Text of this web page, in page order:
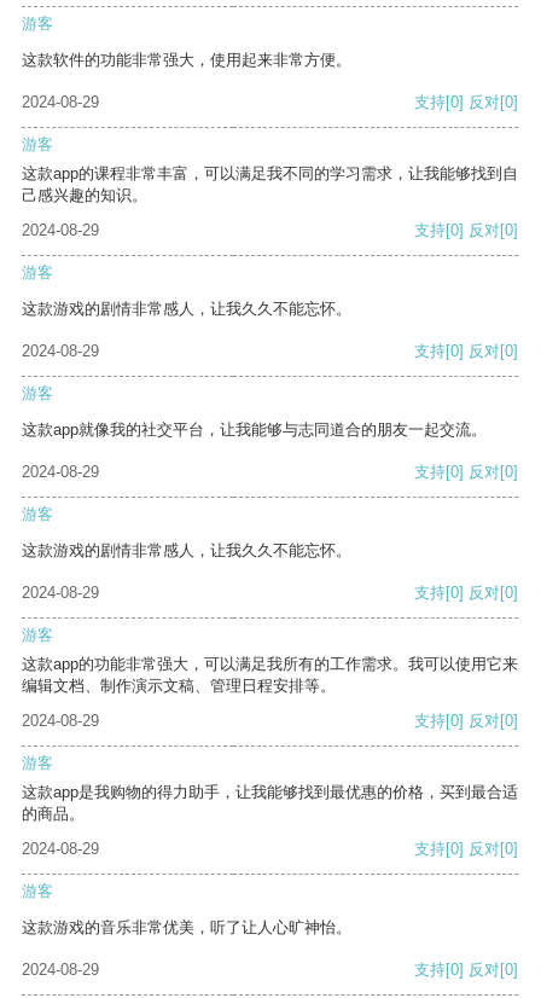
游客
这款软件的功能非常强大，使用起来非常方便。
2024-08-29 支持[0] 反对[0]
游客
这款app的课程非常丰富，可以满足我不同的学习需求，让我能够找到自
己感兴趣的知识。
2024-08-29
支持[0] 反对[0]
游客
这款游戏的剧情非常感人，让我久久不能忘怀。
2024-08-29 支持[0] 反对[0]
游客
这款app就像我的社交平台，让我能够与志同道合的朋友一起交流。
2024-08-29 支持[0] 反对[0]
游客
这款游戏的剧情非常感人，让我久久不能忘怀。
2024-08-29 支持[0] 反对[0]
游客
这款app的功能非常强大，可以满足我所有的工作需求。我可以使用它来
编辑文档、制作演示文稿、管理日程安排等。
2024-08-29
支持[0] 反对[0]
游客
这款app是我购物的得力助手，让我能够找到最优惠的价格，买到最合适
的商品。
2024-08-29
支持[0] 反对[0]
游客
这款游戏的音乐非常优美，听了让人心旷神怡。
2024-08-29 支持[0] 反对[0]